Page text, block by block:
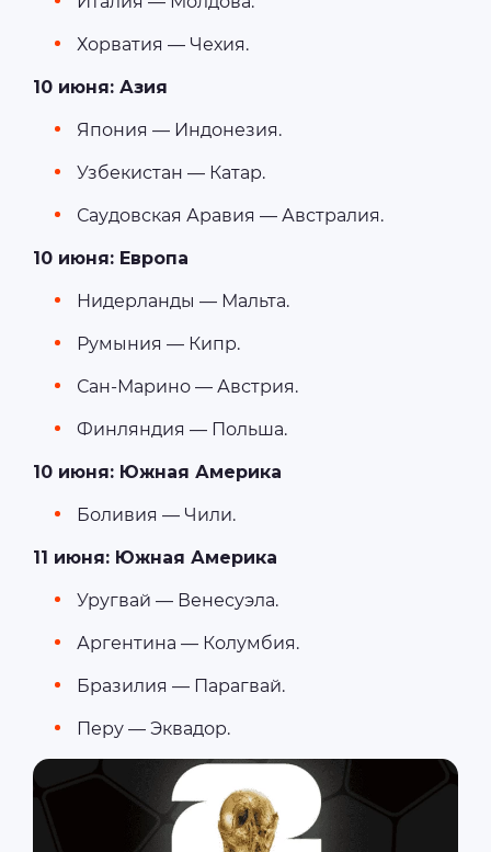
Хорватия — Чехия.
10 июня: Азия
Япония — Индонезия.
Узбекистан — Катар.
Саудовская Аравия — Австралия.
10 июня: Европа
Нидерланды — Мальта.
Румыния — Кипр.
Сан-Марино — Австрия.
Финляндия — Польша.
10 июня: Южная Америка
Боливия — Чили.
11 июня: Южная Америка
Уругвай — Венесуэла.
Аргентина — Колумбия.
Бразилия — Парагвай.
Перу — Эквадор.